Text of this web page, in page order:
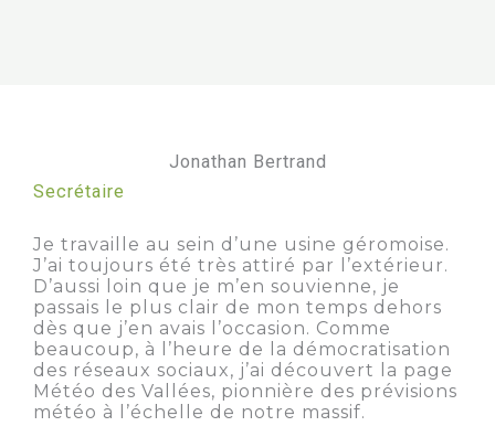
Jonathan Bertrand
Secrétaire
Je travaille au sein d’une usine géromoise.
J’ai toujours été très attiré par l’extérieur.
D’aussi loin que je m’en souvienne, je
passais le plus clair de mon temps dehors
dès que j’en avais l’occasion. Comme
beaucoup, à l’heure de la démocratisation
des réseaux sociaux, j’ai découvert la page
Météo des Vallées, pionnière des prévisions
météo à l’échelle de notre massif.